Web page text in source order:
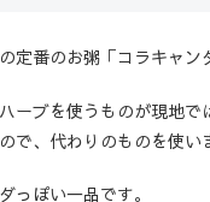
定番のお粥「コラキャン
ーブを使うものが現地で
で、代わりのものを使い
っぽい一品です。